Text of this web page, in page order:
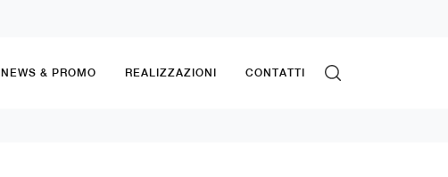
NEWS & PROMO REALIZZAZIONI CONTATTI